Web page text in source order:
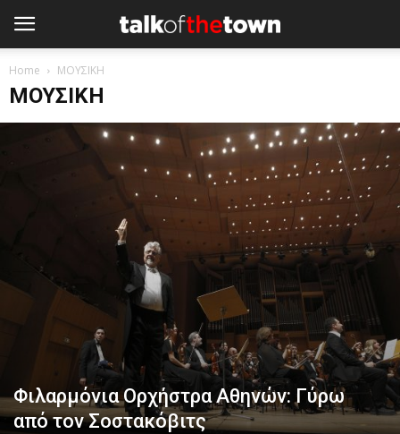
Home ΜΟΥΣΙΚΗ
ΜΟΥΣΙΚΗ
Φιλαρμόνια Ορχήστρα Αθηνών: Γύρω
από τον Σοστακόβιτς